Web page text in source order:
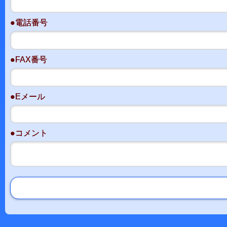
●電話番号
●FAX番号
●Eメール
●コメント